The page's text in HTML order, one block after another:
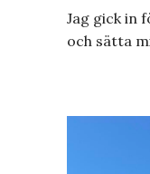
Jag gick in
och sätta